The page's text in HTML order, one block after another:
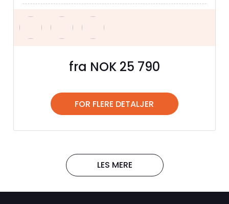
fra NOK 25 790
FOR FLERE DETALJER
LES MERE